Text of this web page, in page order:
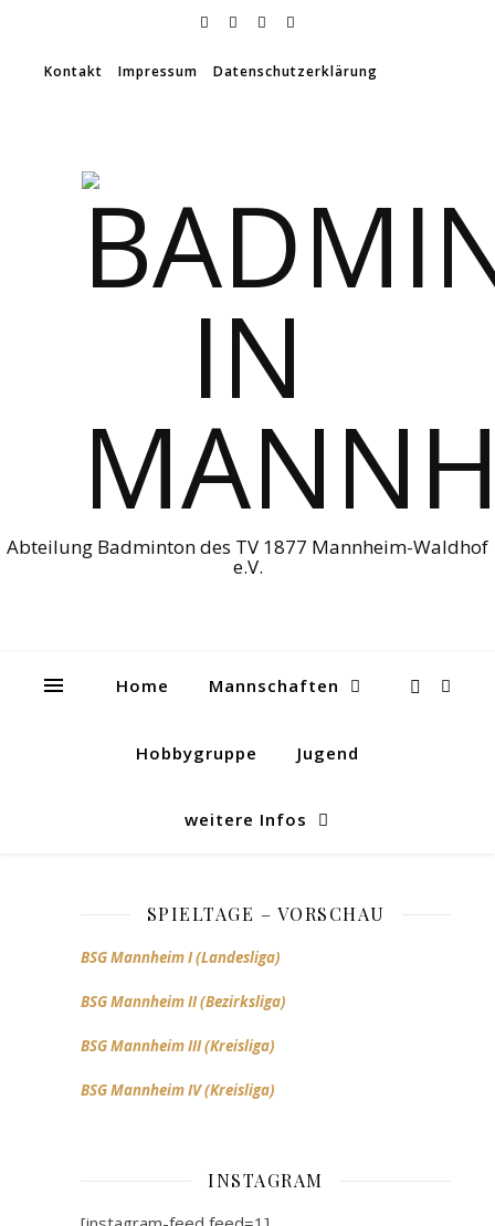
Kontakt Impressum Datenschutzerklärung
Abteilung Badminton des TV 1877 Mannheim-Waldhof
e.V.
Home Mannschaften
Hobbygruppe Jugend
weitere Infos
Nichts
gefunden!
Passendes
SPIELTAGE – VORSCHAU
BSG Mannheim I (Landesliga)
BSG Mannheim II (Bezirksliga)
BSG Mannheim III (Kreisliga)
BSG Mannheim IV (Kreisliga)
INSTAGRAM